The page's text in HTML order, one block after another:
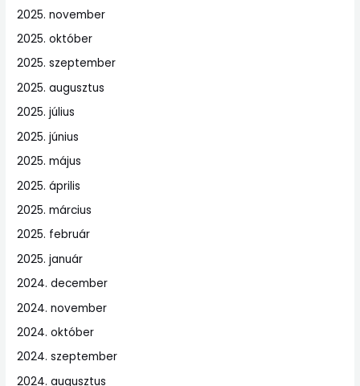
2025. november
2025. október
2025. szeptember
2025. augusztus
2025. július
2025. június
2025. május
2025. április
2025. március
2025. február
2025. január
2024. december
2024. november
2024. október
2024. szeptember
2024. augusztus